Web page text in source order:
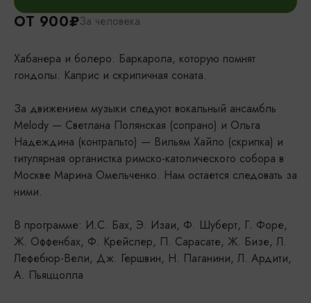
ОТ 900₽За человека
Хабанера и болеро. Баркарола, которую помнят
гондолы. Каприс и скрипичная соната.
За движением музыки следуют вокальный ансамбль
Melody — Светлана Полянская (сопрано) и Ольга
Надеждина (контральто) — Вильям Хайло (скрипка) и
титулярная органистка римско-католического собора в
Москве Марина Омельченко. Нам остается следовать за
ними.
В программе: И.С. Бах, Э. Изаи, Ф. Шуберт, Г. Форе,
Ж. Оффенбах, Ф. Крейслер, П. Сарасате, Ж. Бизе, Л.
Лефебюр-Вели, Дж. Гершвин, Н. Паганини, Л. Ардити,
А. Пьяццолла